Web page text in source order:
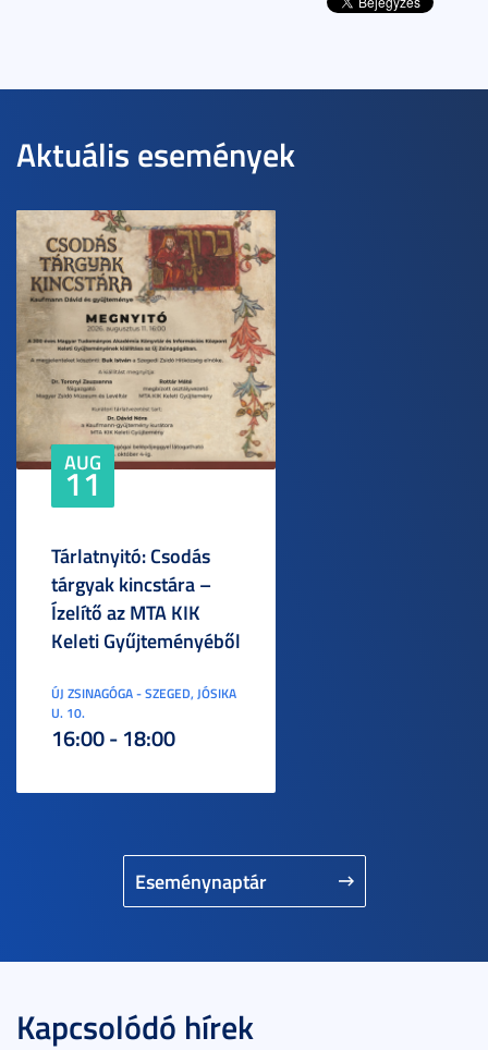
Aktuális események
Eseménynaptár
AUG
11
Tárlatnyitó: Csodás
tárgyak kincstára –
Ízelítő az MTA KIK
Keleti Gyűjteményéből
ÚJ ZSINAGÓGA - SZEGED, JÓSIKA
U. 10.
16:00 - 18:00
Kapcsolódó hírek